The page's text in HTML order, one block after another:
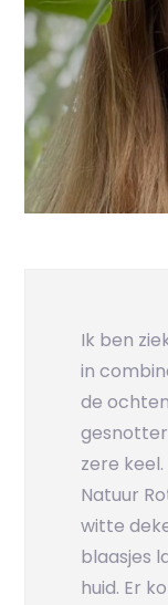
Ik ben
in
de
zere
Natuur
witte
blaasjes
huid. Er